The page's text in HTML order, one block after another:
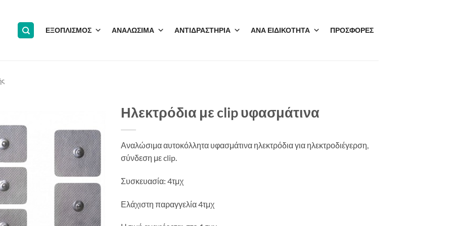
ΕΞΟΠΛΙΣΜΟΣ ΑΝΑΛΩΣΙΜΑ ΑΝΤΙΔΡΑΣΤΗΡΙΑ ΑΝΑ ΕΙΔΙΚΟΤΗΤΑ ΠΡΟΣΦΟΡΕΣ
Ηλεκτρόδια με clip υφασμάτινα
Αναλώσιμα αυτοκόλλητα υφασμάτινα ηλεκτρόδια για ηλεκτροδιέγερση,
σύνδεση με clip.
Συσκευασία: 4τμχ
Ελάχιστη παραγγελία 4τμχ